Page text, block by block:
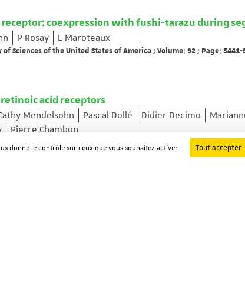
receptor: coexpression with fushi-tarazu during
P Rosay L Maroteaux
Sciences of the United States of America ; Volume: 92 ; Page: 5441-
acid receptors
Mendelsohn Pascal Dollé Didier Decimo
Pierre Chambon
donne le contrôle sur ceux que vous souhaitez activer Tout accepter